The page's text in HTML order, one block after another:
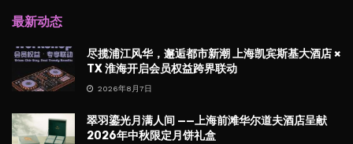
最新动态
尽揽浦江风华，邂逅都市新潮 上海凯宾斯基大酒店 ×
TX 淮海开启会员权益跨界联动
2026年8月7日
翠羽鎏光月满人间 ——上海前滩华尔道夫酒店呈献
2026年中秋限定月饼礼盒